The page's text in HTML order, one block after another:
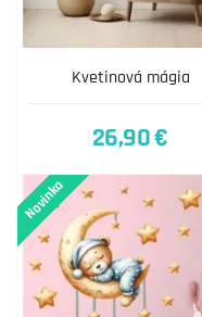
Kvetinová mágia
26,90 €
Novinka